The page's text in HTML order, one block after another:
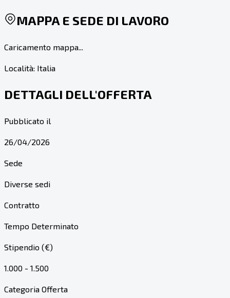
MAPPA E SEDE DI LAVORO
Caricamento mappa...
Località: Italia
DETTAGLI DELL'OFFERTA
Pubblicato il
26/04/2026
Sede
Diverse sedi
Contratto
Tempo Determinato
Stipendio (€)
1.000 - 1.500
Categoria Offerta